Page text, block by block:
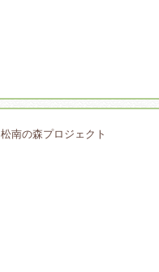
松南の森プロジェクト